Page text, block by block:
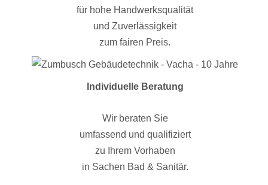
für hohe Handwerksqualität
und Zuverlässigkeit
zum fairen Preis.
Individuelle Beratung
Wir beraten Sie
umfassend und qualifiziert
zu Ihrem Vorhaben
in Sachen Bad & Sanitär.